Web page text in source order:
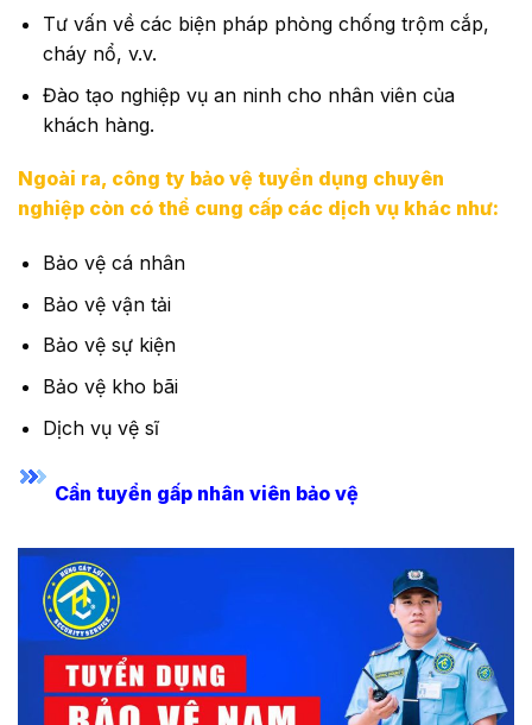
Tư vấn về các biện pháp phòng chống trộm cắp,
cháy nổ, v.v.
Đào tạo nghiệp vụ an ninh cho nhân viên của
khách hàng.
Ngoài ra, công ty bảo vệ tuyển dụng chuyên
nghiệp còn có thể cung cấp các dịch vụ khác như:
Bảo vệ cá nhân
Bảo vệ vận tải
Bảo vệ sự kiện
Bảo vệ kho bãi
Dịch vụ vệ sĩ
Cần tuyển gấp nhân viên bảo vệ